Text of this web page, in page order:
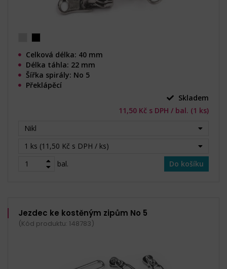
Celková délka: 40 mm
Délka táhla: 22 mm
Šířka spirály: No 5
Překlápěcí
Skladem
11,50 Kč s DPH / bal. (1 ks)
Nikl
1 ks (11,50 Kč s DPH / ks)
bal.
Do košíku
Jezdec ke kostěným zipům No 5
(Kód produktu: 148783)